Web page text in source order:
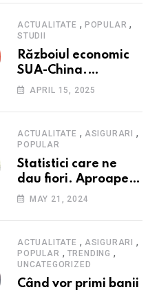
Valentin Ionescu,
președinte Institutul
de Studii Financiare
(ISF)
ACTUALITATE , POPULAR ,
STUDII
Războiul economic
SUA-China.
Consumatorii caută
scumpirilor, mai ales
la alimente
APRIL 15, 2025
ACTUALITATE , ASIGURARI ,
POPULAR
Statistici care ne
dau fiori. Aproape
20 de case ard zilnic
pagubele au
explodat. Cum te
poți proteja cu nici
40 de lei pe lună
MAY 21, 2024
ACTUALITATE , ASIGURARI ,
POPULAR , TRENDING ,
UNCATEGORIZED
Când vor primi banii